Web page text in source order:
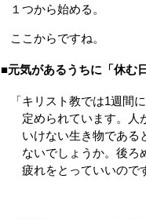
１つから始める。
ここからですね。
■元気があるうちに「休む
「キリスト教では1週間
定められています。人が
いけない生き物であると
ないでしょうか。後ろめ
疲れをとっていいのです